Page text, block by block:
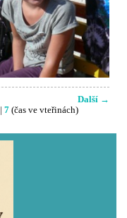
Další →
7(čas ve vteřinách)